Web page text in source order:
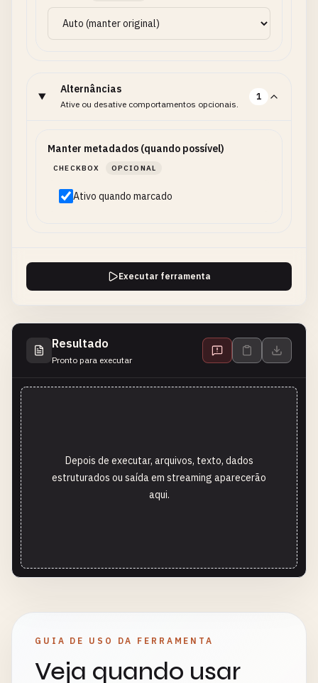
Alternâncias
Ative ou desative comportamentos opcionais.
1
Manter metadados (quando possível)
CHECKBOX OPCIONAL
Ativo quando marcado
Executar ferramenta
Resultado
Pronto para executar
Depois de executar, arquivos, texto, dados
estruturados ou saída em streaming aparecerão
aqui.
GUIA DE USO DA FERRAMENTA
Veja quando usar